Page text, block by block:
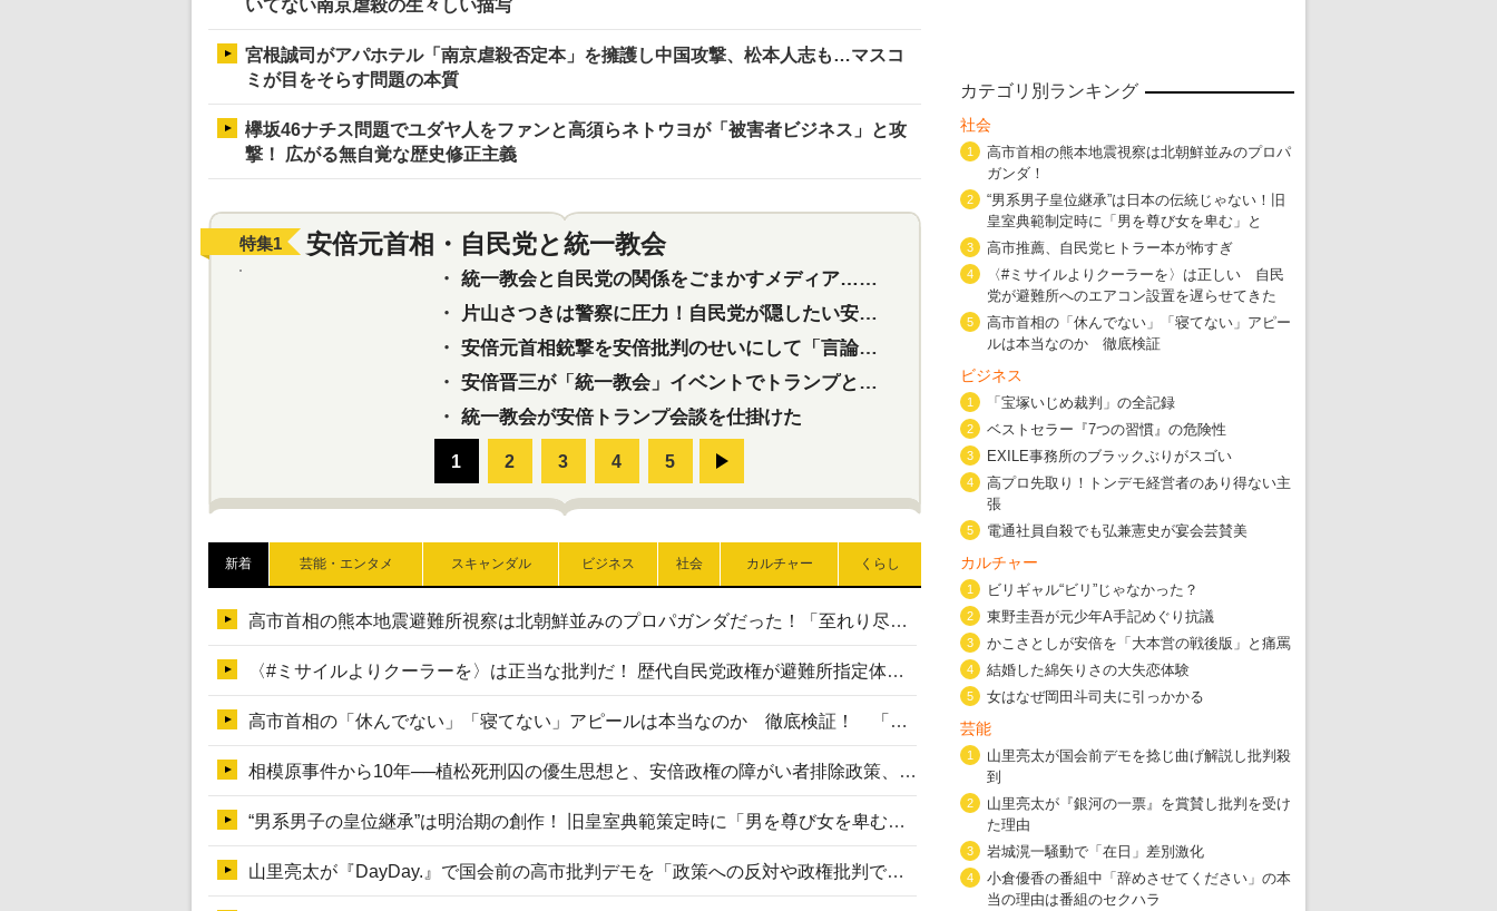
いてない南京虐殺の生々しい描写
宮根誠司がアパホテル「南京虐殺否定本」を擁護し中国攻撃、松本人志も…マスコ
ミが目をそらす問題の本質
欅坂46ナチス問題でユダヤ人をファンと高須らネトウヨが「被害者ビジネス」と攻
撃！ 広がる無自覚な歴史修正主義
特集1 安倍元首相・自民党と統一教会
・ 統一教会と自民党の関係をごまかすメディア…民放は有田芳生に発言自粛を要求
・
片山さつきは警察に圧力！自民党が隠したい安倍元首相と統一教会の深い関係
・ 安倍元首相銃撃を安倍批判のせいにして「言論封殺」に利用する自民党応援団
・ 安倍晋三が「統一教会」イベントでトランプと演説！同性婚や夫婦別姓を攻撃
・ 統一教会が安倍トランプ会談を仕掛けた
特集2 東京五輪強行開催特別企画 大ウソだら
・ 五輪入場行進にすぎやまこういちの曲、杉田水脈の
大ウソだらけの東京五輪！ 安倍・菅・森はどんな嘘を
・
・ 五輪でIOCラウンジ以外にVIPルーム、広告代理店は物品購入
新着 芸能・エンタメ スキャンダル ビジネス 社会 カルチャー くらし
高市首相の熊本地震避難所視察は北朝鮮並みのプロパガンダだった！「至れり尽くせり」の選ばれた避難所の一方で実態は…
〈#ミサイルよりクーラーを〉は正当な批判だ！ 歴代自民党政権が避難所指定体育館へのエアコン設置を遅らせてきた客観的事実
高市首相の「休んでない」「寝てない」アピールは本当なのか 徹底検証！ 「資料読み込み」「アイロンがけ」も矛盾だらけ…
相模原事件から10年──植松死刑囚の優生思想と、安倍政権の障がい者排除政策、右派勢力の差別主義との関係を改めて問う
“男系男子の皇位継承”は明治期の創作！ 旧皇室典範策定時に「男を尊び女を卑むの慣習、人民の脳髄」とトンデモ論で女性天皇を否定
山里亮太が『DayDay.』で国会前の高市批判デモを「政策への反対や政権批判でない」と捻じ曲げ解説 デモ参加者から批判殺到
カテゴリ別ランキング
社会
1
高市首相の熊本地震視察は北朝鮮並みのプロパ
ガンダ！
2
“男系男子皇位継承”は日本の伝統じゃない！旧
皇室典範制定時に「男を尊び女を卑む」と
3 高市推薦、自民党ヒトラー本が怖すぎ
4
〈#ミサイルよりクーラーを〉は正しい 自民
党が避難所へのエアコン設置を遅らせてきた
5
高市首相の「休んでない」「寝てない」アピー
ルは本当なのか 徹底検証
ビジネス
1 「宝塚いじめ裁判」の全記録
2 ベストセラー『7つの習慣』の危険性
3 EXILE事務所のブラックぶりがスゴい
4
高プロ先取り！トンデモ経営者のあり得ない主
張
5 電通社員自殺でも弘兼憲史が宴会芸賛美
カルチャー
1 ビリギャル“ビリ”じゃなかった？
2 東野圭吾が元少年A手記めぐり抗議
3 かこさとしが安倍を「大本営の戦後版」と痛罵
4 結婚した綿矢りさの大失恋体験
5 女はなぜ岡田斗司夫に引っかかる
芸能
1
山里亮太が国会前デモを捻じ曲げ解説し批判殺
到
2
山里亮太が『銀河の一票』を賞賛し批判を受け
た理由
3 岩城滉一騒動で「在日」差別激化
4
小倉優香の番組中「辞めさせてください」の本
当の理由は番組のセクハラ